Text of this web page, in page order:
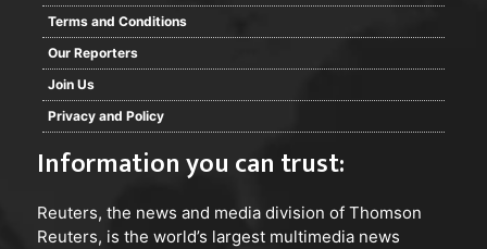
Terms and Conditions
Our Reporters
Join Us
Privacy and Policy
Information you can trust:
Reuters, the news and media division of Thomson
Reuters, is the world’s largest multimedia news